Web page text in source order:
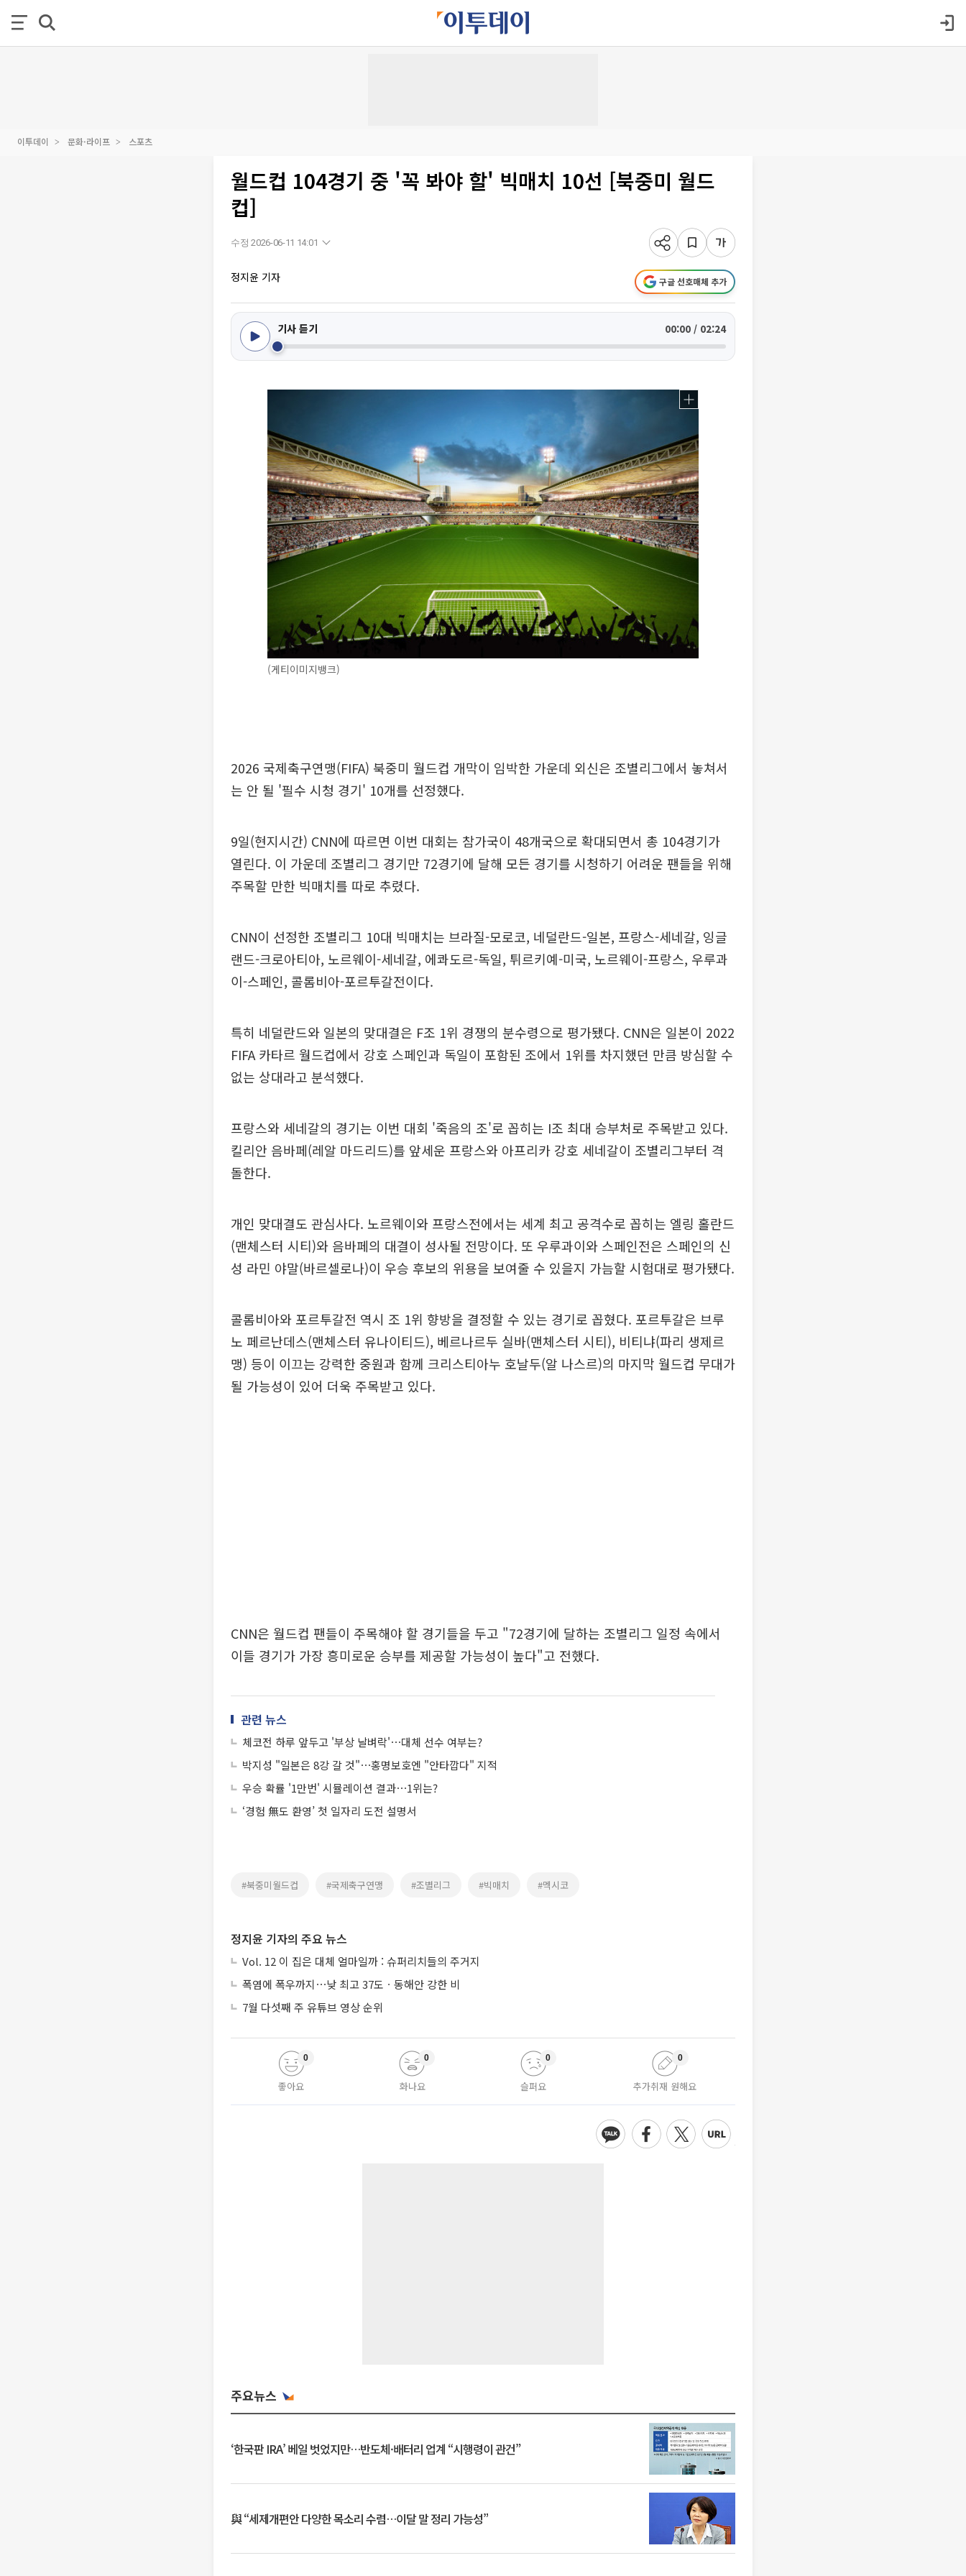
이투데이 문화·라이프 스포츠
월드컵 104경기 중 '꼭 봐야 할' 빅매치 10선 [북중미 월드
컵]
수정 2026-06-11 14:01
정지윤 기자 구글 선호매체 추가
기사 듣기 00:00 / 02:24
(게티이미지뱅크)
2026 국제축구연맹(FIFA) 북중미 월드컵 개막이 임박한 가운데 외신은 조별리그에서 놓쳐서
는 안 될 '필수 시청 경기' 10개를 선정했다.
9일(현지시간) CNN에 따르면 이번 대회는 참가국이 48개국으로 확대되면서 총 104경기가
열린다. 이 가운데 조별리그 경기만 72경기에 달해 모든 경기를 시청하기 어려운 팬들을 위해
주목할 만한 빅매치를 따로 추렸다.
CNN이 선정한 조별리그 10대 빅매치는 브라질-모로코, 네덜란드-일본, 프랑스-세네갈, 잉글
랜드-크로아티아, 노르웨이-세네갈, 에콰도르-독일, 튀르키예-미국, 노르웨이-프랑스, 우루과
이-스페인, 콜롬비아-포르투갈전이다.
특히 네덜란드와 일본의 맞대결은 F조 1위 경쟁의 분수령으로 평가됐다. CNN은 일본이 2022
FIFA 카타르 월드컵에서 강호 스페인과 독일이 포함된 조에서 1위를 차지했던 만큼 방심할 수
없는 상대라고 분석했다.
프랑스와 세네갈의 경기는 이번 대회 '죽음의 조'로 꼽히는 I조 최대 승부처로 주목받고 있다.
킬리안 음바페(레알 마드리드)를 앞세운 프랑스와 아프리카 강호 세네갈이 조별리그부터 격
돌한다.
개인 맞대결도 관심사다. 노르웨이와 프랑스전에서는 세계 최고 공격수로 꼽히는 엘링 홀란드
(맨체스터 시티)와 음바페의 대결이 성사될 전망이다. 또 우루과이와 스페인전은 스페인의 신
성 라민 야말(바르셀로나)이 우승 후보의 위용을 보여줄 수 있을지 가늠할 시험대로 평가됐다.
콜롬비아와 포르투갈전 역시 조 1위 향방을 결정할 수 있는 경기로 꼽혔다. 포르투갈은 브루
노 페르난데스(맨체스터 유나이티드), 베르나르두 실바(맨체스터 시티), 비티냐(파리 생제르
맹) 등이 이끄는 강력한 중원과 함께 크리스티아누 호날두(알 나스르)의 마지막 월드컵 무대가
될 가능성이 있어 더욱 주목받고 있다.
CNN은 월드컵 팬들이 주목해야 할 경기들을 두고 "72경기에 달하는 조별리그 일정 속에서
이들 경기가 가장 흥미로운 승부를 제공할 가능성이 높다"고 전했다.
관련 뉴스
체코전 하루 앞두고 '부상 날벼락'⋯대체 선수 여부는?
박지성 "일본은 8강 갈 것"⋯홍명보호엔 "안타깝다" 지적
우승 확률 '1만번' 시뮬레이션 결과⋯1위는?
‘경험 無도 환영’ 첫 일자리 도전 설명서
#북중미월드컵 #국제축구연맹 #조별리그 #빅매치 #멕시코
정지윤 기자의 주요 뉴스
Vol. 12 이 집은 대체 얼마일까 : 슈퍼리치들의 주거지
폭염에 폭우까지⋯낮 최고 37도ㆍ동해안 강한 비
7월 다섯째 주 유튜브 영상 순위
좋아요
0
화나요
0
슬퍼요
0
추가취재 원해요
0
주요뉴스
‘한국판 IRA’ 베일 벗었지만…반도체·배터리 업계 “시행령이 관건”
與 “세제개편안 다양한 목소리 수렴…이달 말 정리 가능성”